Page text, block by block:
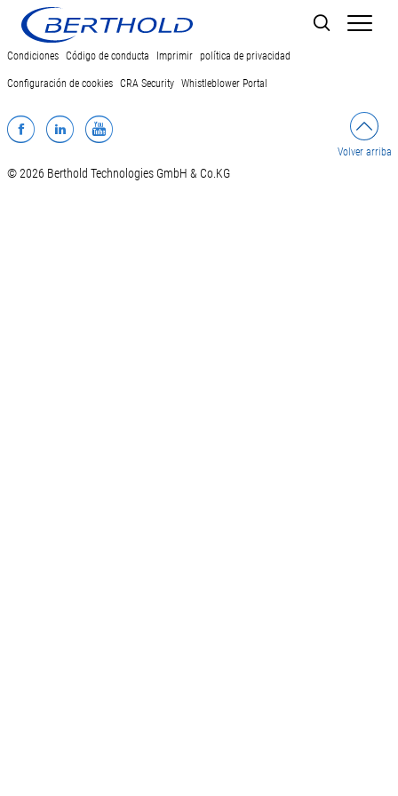
Condiciones Código de conducta Imprimir política de privacidad
Configuración de cookies CRA Security Whistleblower Portal
Facebook
LinkedInYouTube
Volver arriba
© 2026 Berthold Technologies GmbH & Co.KG